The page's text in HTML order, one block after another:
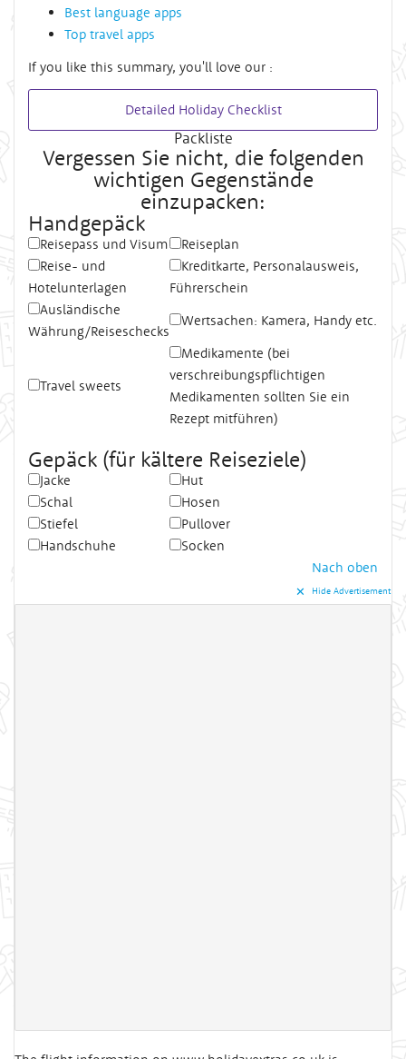
Best language apps
Top travel apps
If you like this summary, you'll love our :
Detailed Holiday Checklist
Packliste
Vergessen Sie nicht, die folgenden
wichtigen Gegenstände
einzupacken:
Handgepäck
Reisepass und Visum
Reiseplan
Reise- und
Hotelunterlagen
Kreditkarte, Personalausweis,
Führerschein
Ausländische
Währung/Reiseschecks
Wertsachen: Kamera, Handy etc.
Travel sweets
Medikamente (bei
verschreibungspflichtigen
Medikamenten sollten Sie ein
Rezept mitführen)
Gepäck (für kältere Reiseziele)
Jacke
Hut
Schal
Hosen
Stiefel
Pullover
Handschuhe
Socken
Nach oben
✕︎ Hide Advertisement